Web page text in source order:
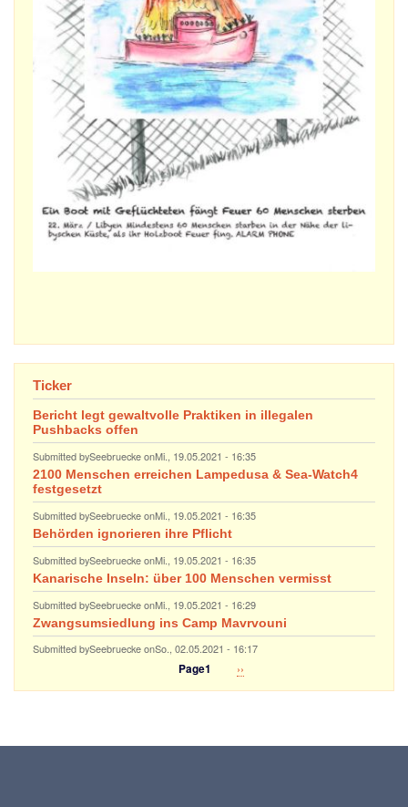
Ticker
Bericht legt gewaltvolle Praktiken in illegalen
Pushbacks offen
Submitted bySeebrueckeonMi., 19.05.2021 - 16:35
2100 Menschen erreichen Lampedusa & Sea-Watch4
festgesetzt
Submitted bySeebrueckeonMi., 19.05.2021 - 16:35
Behörden ignorieren ihre Pflicht
Submitted bySeebrueckeonMi., 19.05.2021 - 16:35
Kanarische Inseln: über 100 Menschen vermisst
Submitted bySeebrueckeonMi., 19.05.2021 - 16:29
Zwangsumsiedlung ins Camp Mavrvouni
Submitted bySeebrueckeonSo., 02.05.2021 - 16:17
Page1
Nächste
››